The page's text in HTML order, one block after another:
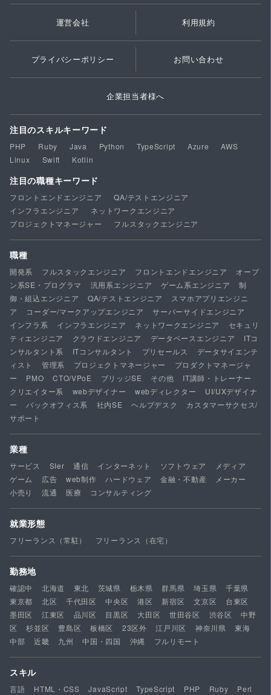
運営会社 利用規約
プライバシーポリシー お問い合わせ
企業担当者様へ
注目のスキルキーワード
PHP Ruby Java Python TypeScript Azure
AWS
Linux
Swift Kotlin
注目の職種キーワード
フロントエンドエンジニア
QA/テストエンジニア
インフラエンジニア
ネットワークエンジニア
プロジェクトマネージャー
フルスタックエンジニア
職種
開発系 フルスタックエンジニア フロントエンドエンジニア
オープ
ン系SE・プログラマ
汎用系エンジニア ゲーム系エンジニア
制
御・組込エンジニア
QA/テストエンジニア
スマホアプリエンジニ
ア
コーダー/マークアップエンジニア
サーバーサイドエンジニア
インフラ系
インフラエンジニア ネットワークエンジニア
セキュリ
ティエンジニア
クラウドエンジニア データベースエンジニア
ITコ
ンサルタント系
ITコンサルタント プリセールス
データサイエンテ
ィスト
管理系 プロジェクトマネージャー
プロダクトマネージャ
ー
PMO CTO/VPoE ブリッジSE その他
IT講師・トレーナー
クリエイター系
webデザイナー webディレクター
UI/UXデザイナ
ー
バックオフィス系 社内SE ヘルプデスク
カスタマーサクセス/
サポート
業種
サービス SIer 通信 インターネット ソフトウェア
メディア
ゲーム
広告 web制作 ハードウェア 金融・不動産
メーカー
小売り
流通 医療 コンサルティング
就業形態
フリーランス（常駐） フリーランス（在宅）
勤務地
確認中 北海道 東北 茨城県 栃木県 群馬県 埼玉県
千葉県
東京都
北区 千代田区 中央区 港区 新宿区 文京区
台東区
墨田区
江東区 品川区 目黒区 大田区 世田谷区 渋谷区
中野
区
杉並区 豊島区 板橋区 23区外 江戸川区 神奈川県
東海
中部
近畿 九州 中国・四国 沖縄 フルリモート
スキル
言語 HTML・CSS JavaScript TypeScript PHP Ruby
Perl